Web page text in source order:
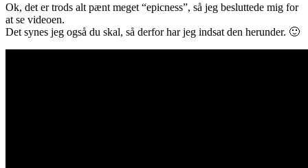
Ok, det er trods alt pænt meget “epicness”, så jeg besluttede mig for
at se videoen.
Det synes jeg også du skal, så derfor har jeg indsat den herunder. 🙂